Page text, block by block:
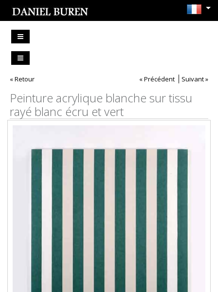
« Retour « Précédent Suivant »
Peinture acrylique blanche sur tissu
rayé blanc écru et vert